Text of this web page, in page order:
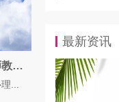
高三全科压力大？贵阳心理教师教你调整备考状态
...
最新资讯